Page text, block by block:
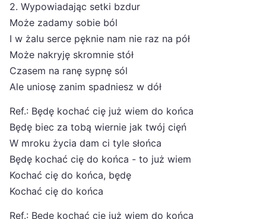
2. Wypowiadając setki bzdur
Może zadamy sobie ból
I w żalu serce pęknie nam nie raz na pół
Może nakryję skromnie stół
Czasem na ranę sypnę sól
Ale uniosę zanim spadniesz w dół
Ref.: Będę kochać cię już wiem do końca
Będę biec za tobą wiernie jak twój cięń
W mroku życia dam ci tyle słońca
Będę kochać cię do końca - to już wiem
Kochać cię do końca, będę
Kochać cię do końca
Ref.: Będę kochać cię już wiem do końca